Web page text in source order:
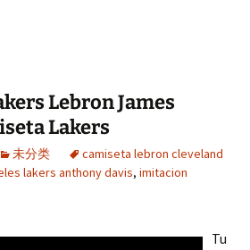
Lebron James
Lakers
未分类
camiseta lebron cleveland
lakers anthony davis, imitacion
Tu